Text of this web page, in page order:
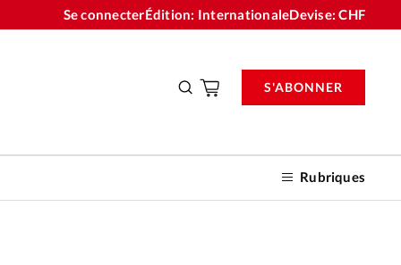
Se connecterÉdition: InternationaleDevise:CHF
Rubriques
S'ABONNER